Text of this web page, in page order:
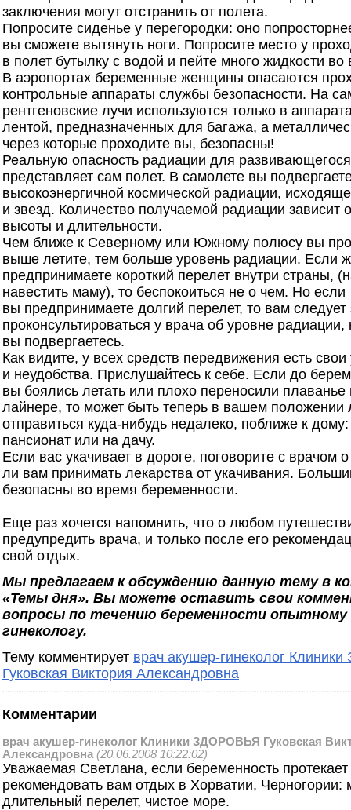
заключения могут отстранить от полета.
Попросите сиденье у перегородки: оно
вы сможете вытянуть ноги. Попросите место у
в полет бутылку с водой и пейте много жидкости во
В аэропортах беременные женщины опасаются
контрольные аппараты службы безопасности. На
рентгеновские лучи используются только в
лентой, предназначенных для багажа, а
через которые проходите вы, безопасны!
Реальную опасность радиации для
представляет сам полет. В самолете вы
высокоэнергичной космической радиации,
и звезд. Количество получаемой радиации зависит
высоты и длительности.
Чем ближе к Северному или Южному полюсу вы
выше летите, тем больше уровень радиации. Если
предпринимаете короткий перелет внутри страны,
навестить маму), то беспокоиться не о чем. Но если
вы предпринимаете долгий перелет, то вам следует
проконсультироваться у врача об уровне радиации,
вы подвергаетесь.
Как видите, у всех средств передвижения есть свои
и неудобства. Прислушайтесь к себе. Если до
вы боялись летать или плохо переносили плаванье
лайнере, то может быть теперь в вашем положении
отправиться куда-нибудь недалеко, поближе к
пансионат или на дачу.
Если вас укачивает в дороге, поговорите с врачом
ли вам принимать лекарства от укачивания.
безопасны во время беременности.
Еще раз хочется напомнить, что о любом
предупредить врача, и только после его
свой отдых.
Мы предлагаем к обсуждению данную тему в
«Темы дня». Вы можете оставить свои
вопросы по течению беременности опытному
гинекологу.
Тему комментирует врач акушер-гинеколог
Гуковская Виктория Александровна
Комментарии
врач акушер-гинеколог Клиники ЗДОРОВЬЯ Гуковская
Александровна (20.06.2008 10:22:02)
Уважаемая Светлана, если беременность протекает
рекомендовать вам отдых в Хорватии, Черногории:
длительный перелет, чистое море.